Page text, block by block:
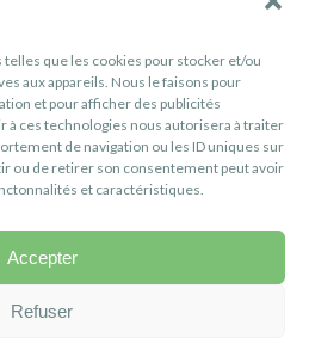
que les cookies pour stocker et/ou
aux appareils. Nous le faisons pour
et pour afficher des publicités
à ces technologies nous autorisera à traiter
de navigation ou les ID uniques sur
ou de retirer son consentement peut avoir
et caractéristiques.
Accepter
Refuser